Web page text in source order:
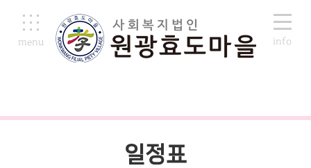
일정표
menu info